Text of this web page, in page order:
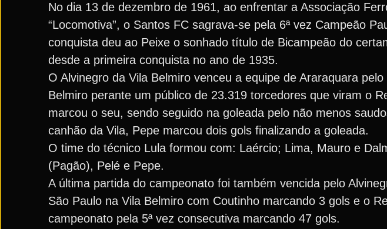
No dia 13 de dezembro de 1961, ao enfrentar a Associação
“Locomotiva”, o Santos FC sagrava-se pela 6ª vez Campeão
conquista deu ao Peixe o sonhado título de Bicampeão do
desde a primeira conquista no ano de 1935.
O Alvinegro da Vila Belmiro venceu a equipe de Araraquara
Belmiro perante um público de 23.319 torcedores que viram o
marcou o seu, sendo seguido na goleada pelo não menos
canhão da Vila, Pepe marcou dois gols finalizando a goleada.
O time do técnico Lula formou com: Laércio; Lima, Mauro e
(Pagão), Pelé e Pepe.
A última partida do campeonato foi também vencida pelo
São Paulo na Vila Belmiro com Coutinho marcando 3 gols e o
campeonato pela 5ª vez consecutiva marcando 47 gols.